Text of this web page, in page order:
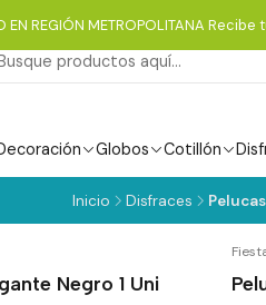
Globos Cotillón
EN REGIÓN METROPOLITANA
Inicio Disfraces
Negro 1 Uni